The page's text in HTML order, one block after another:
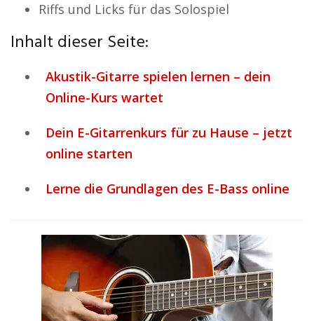
Riffs und Licks für das Solospiel
Inhalt dieser Seite:
Akustik-Gitarre spielen lernen – dein
Online-Kurs wartet
Dein E-Gitarrenkurs für zu Hause – jetzt
online starten
Lerne die Grundlagen des E-Bass online